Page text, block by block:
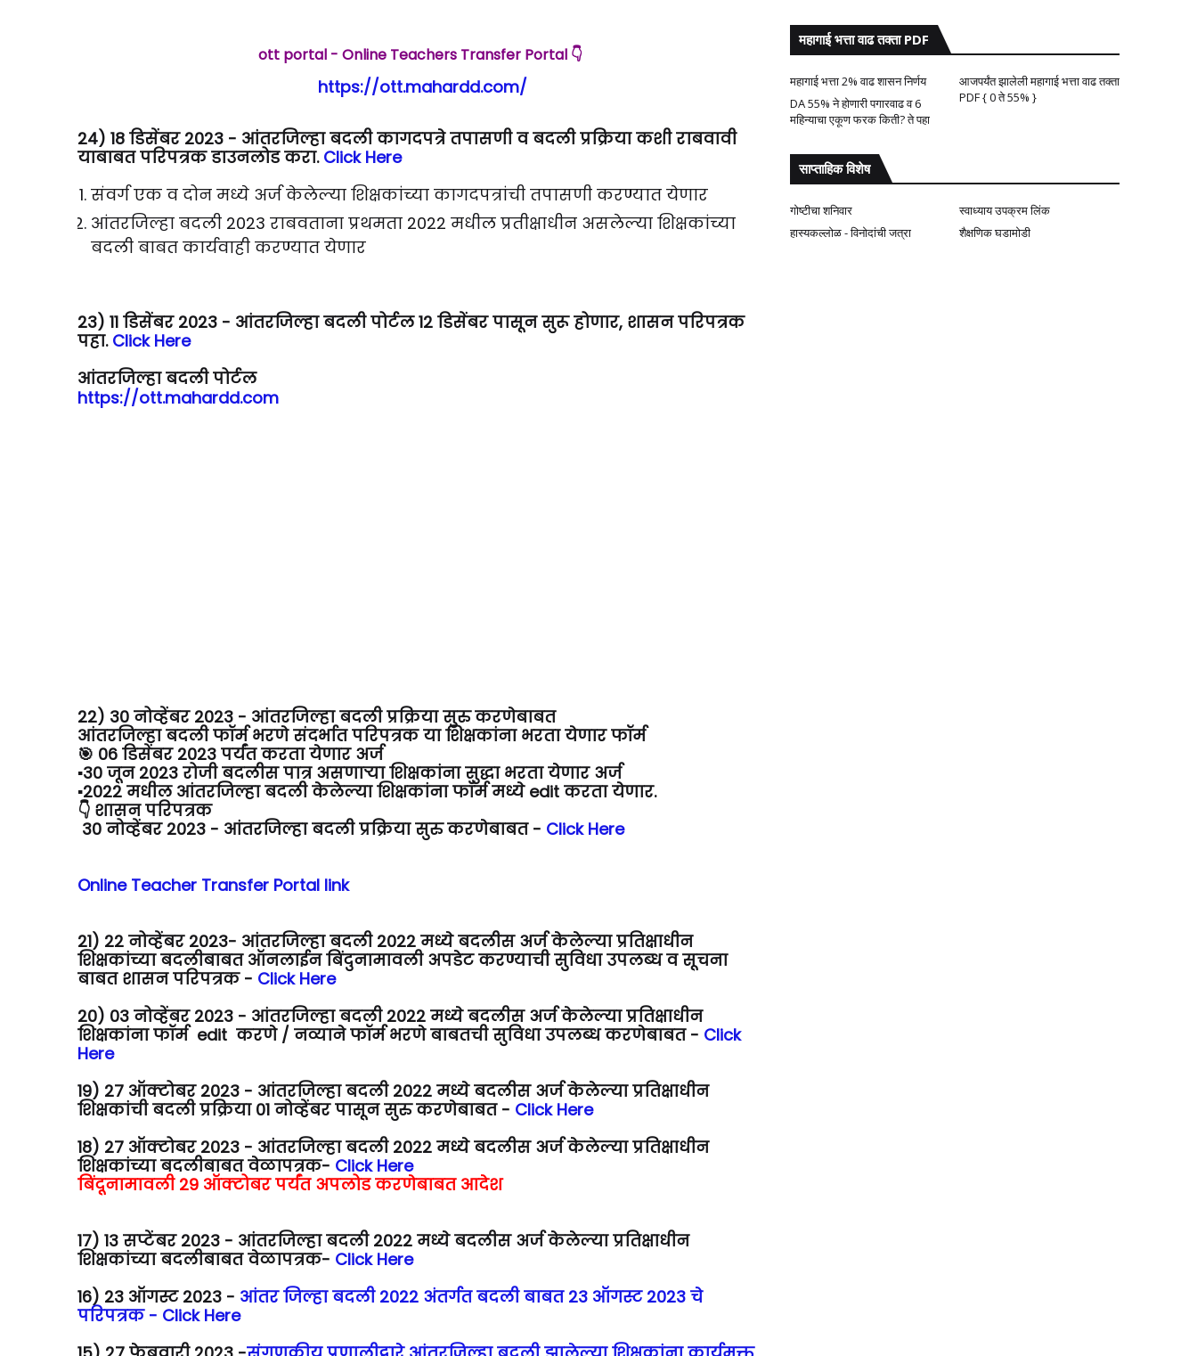
ott portal - Online Teachers Transfer Portal 👇
https://ott.mahardd.com/
24) 18 डिसेंबर 2023 - आंतरजिल्हा बदली कागदपत्रे तपासणी व बदली प्रक्रिया कशी राबवावी
याबाबत परिपत्रक डाउनलोड करा. Click Here
संवर्ग एक व दोन मध्ये अर्ज केलेल्या शिक्षकांच्या कागदपत्रांची तपासणी करण्यात येणार
आंतरजिल्हा बदली 2023 राबवताना प्रथमता 2022 मधील प्रतीक्षाधीन असलेल्या शिक्षकांच्या
बदली बाबत कार्यवाही करण्यात येणार
23) 11 डिसेंबर 2023 - आंतरजिल्हा बदली पोर्टल 12 डिसेंबर पासून सुरू होणार, शासन परिपत्रक
पहा. Click Here
आंतरजिल्हा बदली पोर्टल
https://ott.mahardd.com
22) 30 नोव्हेंबर 2023 - आंतरजिल्हा बदली प्रक्रिया सुरु करणेबाबत
आंतरजिल्हा बदली फॉर्म भरणे संदर्भात परिपत्रक या शिक्षकांना भरता येणार फॉर्म
🎯 06 डिसेंबर 2023 पर्यंत करता येणार अर्ज
▪️30 जून 2023 रोजी बदलीस पात्र असणाऱ्या शिक्षकांना सुद्धा भरता येणार अर्ज
▪️2022 मधील आंतरजिल्हा बदली केलेल्या शिक्षकांना फॉर्म मध्ये edit करता येणार.
👇 शासन परिपत्रक
30 नोव्हेंबर 2023 - आंतरजिल्हा बदली प्रक्रिया सुरु करणेबाबत - Click Here
Online Teacher Transfer Portal link
21) 22 नोव्हेंबर 2023- आंतरजिल्हा बदली 2022 मध्ये बदलीस अर्ज केलेल्या प्रतिक्षाधीन
शिक्षकांच्या बदलीबाबत ऑनलाईन बिंदुनामावली अपडेट करण्याची सुविधा उपलब्ध व सूचना
बाबत शासन परिपत्रक - Click Here
20) 03 नोव्हेंबर2023 - आंतरजिल्हा बदली 2022 मध्ये बदलीस अर्ज केलेल्या प्रतिक्षाधीन
शिक्षकांना फॉर्म edit करणे / नव्याने फॉर्म भरणे बाबतची सुविधा उपलब्ध करणेबाबत - Click
Here
19) 27 ऑक्टोबर 2023 - आंतरजिल्हा बदली 2022 मध्ये बदलीस अर्ज केलेल्या प्रतिक्षाधीन
शिक्षकांची बदली प्रक्रिया 01 नोव्हेंबर पासून सुरु करणेबाबत - Click Here
18) 27 ऑक्टोबर 2023 - आंतरजिल्हा बदली 2022 मध्ये बदलीस अर्ज केलेल्या प्रतिक्षाधीन
शिक्षकांच्या बदलीबाबत वेळापत्रक- Click Here
बिंदूनामावली 29 ऑक्टोबर पर्यंत अपलोड करणेबाबत आदेश
17) 13 सप्टेंबर 2023 - आंतरजिल्हा बदली 2022 मध्ये बदलीस अर्ज केलेल्या प्रतिक्षाधीन
शिक्षकांच्या बदलीबाबत वेळापत्रक- Click Here
16) 23 ऑगस्ट 2023 - आंतर जिल्हा बदली 2022 अंतर्गत बदली बाबत 23 ऑगस्ट 2023 चे
परिपत्रक - Click Here
महागाई भत्ता वाढ तक्ता PDF
महागाई भत्ता 2% वाढ शासन निर्णय
आजपर्यंत झालेली महागाई भत्ता वाढ तक्ता
PDF { 0 ते 55% }
DA 55% ने होणारी पगारवाढ व 6
महिन्याचा एकूण फरक किती? ते पहा
साप्ताहिक विशेष
गोष्टीचा शनिवार
स्वाध्याय उपक्रम लिंक
हास्यकल्लोळ - विनोदांची जत्रा
शैक्षणिक घडामोडी